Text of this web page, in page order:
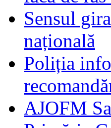
Sensul
națională
Poliția
AJOFM